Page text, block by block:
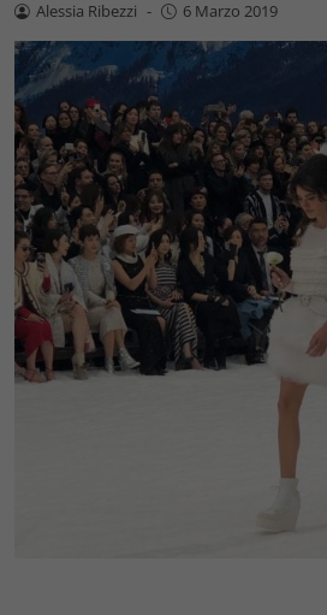
Alessia Ribezzi - 6 Marzo 2019